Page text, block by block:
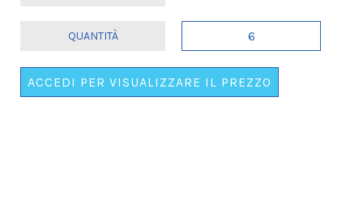
6
PIATTINI
ACCEDI PER VISUALIZZARE IL PREZZO